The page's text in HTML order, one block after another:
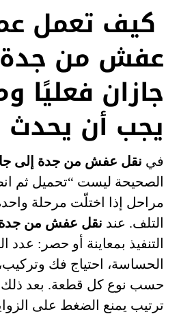
كيف تعمل
عفش من
جازان فعليًا
يجب أن يحدث
في نقل عفش من جدة إلى
الصحيحة ليست “تحميل ثم
مراحل إذا اختلّت مرحلة
التلف. عند نقل عفش من جدة
التنفيذ بمعاينة أو حصر: عدد
الحساسة، احتياج فك
حسب نوع كل قطعة. بعد ذلك
ترتيب يمنع الضغط على